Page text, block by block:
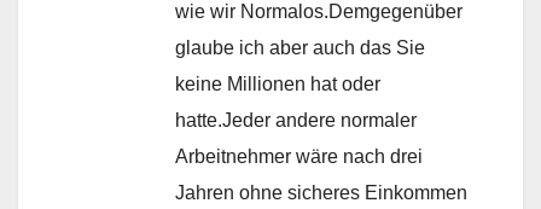
wie wir Normalos.Demgegenüber
glaube ich aber auch das Sie
keine Millionen hat oder
hatte.Jeder andere normaler
Arbeitnehmer wäre nach drei
Jahren ohne sicheres Einkommen